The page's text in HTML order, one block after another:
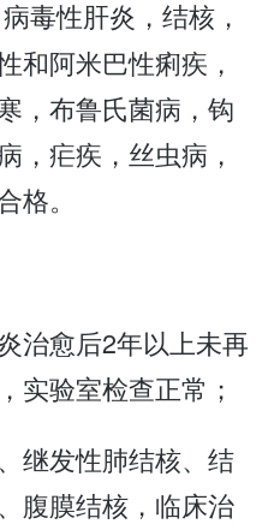
毒性肝炎，结核，
和阿米巴性痢疾，
，布鲁氏菌病，钩
，疟疾，丝虫病，
格。
治愈后2年以上未再
实验室检查正常；
继发性肺结核、结
腹膜结核，临床治